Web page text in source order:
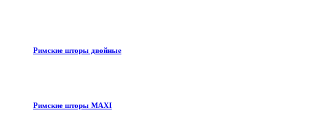
Римские шторы двойные
Римские шторы MAXI